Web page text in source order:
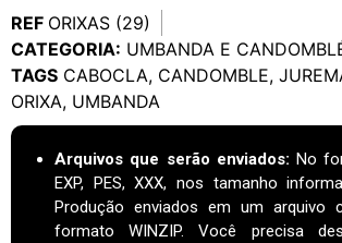
REF ORIXAS (29)
CATEGORIA: UMBANDA E
TAGS CABOCLA, CANDOMBLE,
ORIXA, UMBANDA
Arquivos que serão enviados: No
EXP, PES, XXX, nos tamanho
Produção enviados em um arquivo
formato WINZIP. Você precisa